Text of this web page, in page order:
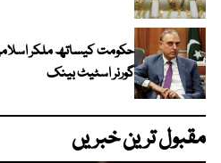
حکومت کیساتھ ملکر
گورنر اسٹیٹ بینک
مقبول ترین خبریں